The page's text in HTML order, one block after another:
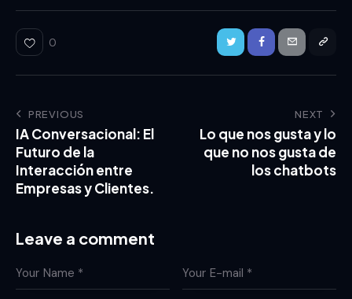
0
PREVIOUS
IA Conversacional: El
Futuro de la
Interacción entre
Empresas y Clientes.
NEXT
Lo que nos gusta y lo
que no nos gusta de
los chatbots
Leave a comment